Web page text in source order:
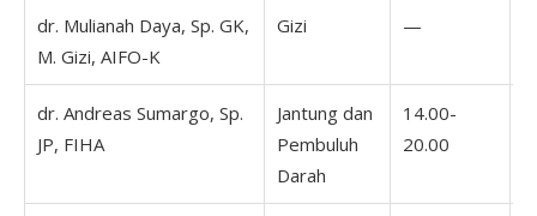
dr. Mulianah Daya, Sp. GK,
M. Gizi, AIFO-K
Gizi —
dr. Andreas Sumargo, Sp.
JP, FIHA
Jantung dan
Pembuluh
Darah
14.00-
20.00